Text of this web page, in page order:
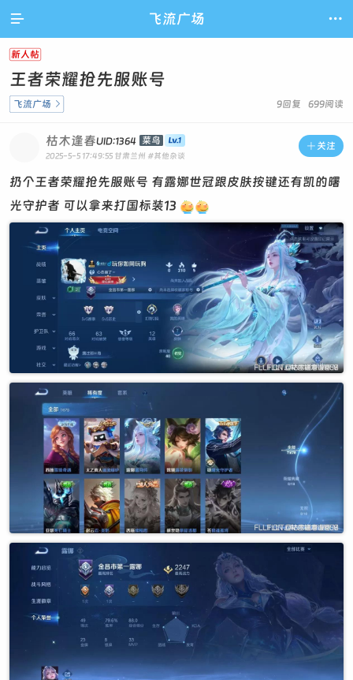
 飞流广场 
新人帖
王者荣耀抢先服账号
9回复 699阅读
飞流广场 
 关注
枯木逢春UID:1364 菜鸟
2025-5-5 17:49:55 甘肃兰州 #其他杂谈
扔个王者荣耀抢先服账号 有露娜世冠跟皮肤按键还有凯的曙
光守护者 可以拿来打国标装13